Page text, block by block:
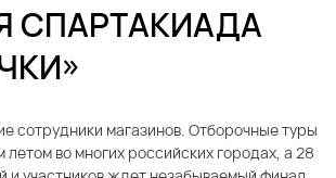
СПАРТАКИАДА
сотрудники магазинов. Отборочные туры
во многих российских городах, а 28